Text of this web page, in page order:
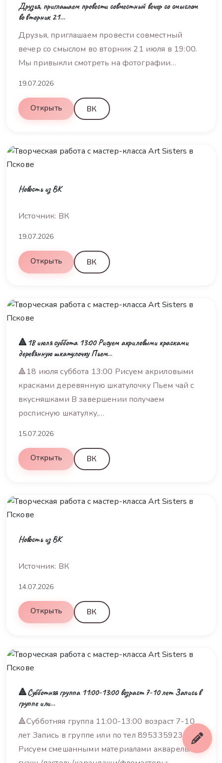
Друзья, приглашаем провести совместный вечер со смыслом
во вторник 21…
Друзья, приглашаем провести совместный
вечер со смыслом во вторник 21 июля в 19:00.
Мы привыкли смотреть на фотографии…
19.07.2026
Открыть ВК
Новость из ВК
Источник: ВК
19.07.2026
Открыть ВК
🔺18 июля суббота 13:00 Рисуем акриловыми красками
деревянную шкатулочку Пьем…
🔺18 июля суббота 13:00 Рисуем акриловыми
красками деревянную шкатулочку Пьем чай с
вкусняшками В завершении получаем
росписную шкатулку,…
15.07.2026
Открыть ВК
Новость из ВК
Источник: ВК
14.07.2026
Открыть ВК
🔺Субботняя группа 11:00-13:00 возраст 7-10 лет Запись в
группе или…
🔺Субботняя группа 11:00-13:00 возраст 7-10
лет Запись в группе или по тел 89533592365
Рисуем смешанными материалами акварель/